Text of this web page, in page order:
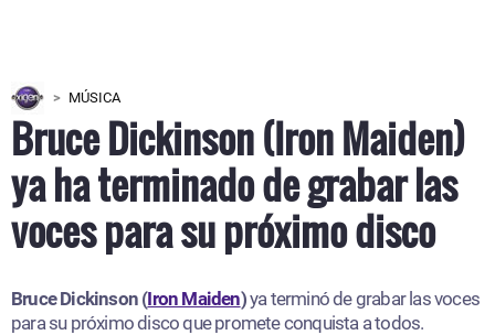
MÚSICA
Bruce Dickinson (Iron Maiden)
ya ha terminado de grabar las
voces para su próximo disco
Bruce Dickinson (Iron Maiden)ya terminó de grabar las voces
para su próximo disco que promete conquista a todos.